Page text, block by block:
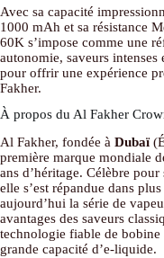
Avec sa capacité
1000 mAh et sa résistance
60K s’impose comme une
autonomie, saveurs
pour offrir une expérience
Fakher.
À propos du Al Fakher
Al Fakher, fondée à Dubaï
première marque mondiale
ans d’héritage. Célèbre
elle s’est répandue dans
aujourd’hui la série de
avantages des saveurs
technologie fiable de bobine
grande capacité d’e-liquide.